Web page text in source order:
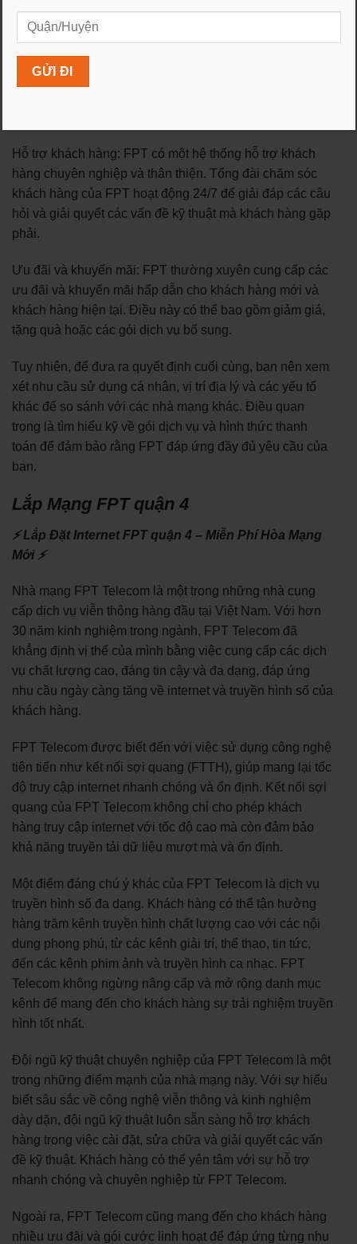
truyền hình và các tính năng bổ sung khác.
Khả năng phủ sóng rộng: FPT có khả năng phủ sóng
rộng khắp cả nước, bao gồm cả các khu vực đô thị và
Hỗ trợ khách hàng: FPT có một hệ thống hỗ trợ khách
hàng chuyên nghiệp và thân thiện. Tổng đài chăm sóc
khách hàng của FPT hoạt động 24/7 để giải đáp các câu
hỏi và giải quyết các vấn đề kỹ thuật mà khách hàng gặp
phải.
Ưu đãi và khuyến mãi: FPT thường xuyên cung cấp các
ưu đãi và khuyến mãi hấp dẫn cho khách hàng mới và
khách hàng hiện tại. Điều này có thể bao gồm giảm giá,
tặng quà hoặc các gói dịch vụ bổ sung.
Tuy nhiên, để đưa ra quyết định cuối cùng, bạn nên xem
xét nhu cầu sử dụng cá nhân, vị trí địa lý và các yếu tố
khác để so sánh với các nhà mạng khác. Điều quan
trọng là tìm hiểu kỹ về gói dịch vụ và hình thức thanh
toán để đảm bảo rằng FPT đáp ứng đầy đủ yêu cầu của
bạn.
Lắp Mạng FPT quận 4
⚡ Lắp Đặt Internet FPT quận 4 – Miễn Phí Hòa Mạng
Mới ⚡
Nhà mạng FPT Telecom là một trong những nhà cung
cấp dịch vụ viễn thông hàng đầu tại Việt Nam. Với hơn
30 năm kinh nghiệm trong ngành, FPT Telecom đã
khẳng định vị thế của mình bằng việc cung cấp các dịch
vụ chất lượng cao, đáng tin cậy và đa dạng, đáp ứng
nhu cầu ngày càng tăng về internet và truyền hình số của
khách hàng.
FPT Telecom được biết đến với việc sử dụng công nghệ
tiên tiến như kết nối sợi quang (FTTH), giúp mang lại tốc
độ truy cập internet nhanh chóng và ổn định. Kết nối sợi
quang của FPT Telecom không chỉ cho phép khách
hàng truy cập internet với tốc độ cao mà còn đảm bảo
khả năng truyền tải dữ liệu mượt mà và ổn định.
Một điểm đáng chú ý khác của FPT Telecom là dịch vụ
truyền hình số đa dạng. Khách hàng có thể tận hưởng
hàng trăm kênh truyền hình chất lượng cao với các nội
dung phong phú, từ các kênh giải trí, thể thao, tin tức,
đến các kênh phim ảnh và truyền hình ca nhạc. FPT
Telecom không ngừng nâng cấp và mở rộng danh mục
kênh để mang đến cho khách hàng sự trải nghiệm truyền
hình tốt nhất.
Đội ngũ kỹ thuật chuyên nghiệp của FPT Telecom là một
trong những điểm mạnh của nhà mạng này. Với sự hiểu
biết sâu sắc về công nghệ viễn thông và kinh nghiệm
dày dặn, đội ngũ kỹ thuật luôn sẵn sàng hỗ trợ khách
hàng trong việc cài đặt, sửa chữa và giải quyết các vấn
đề kỹ thuật. Khách hàng có thể yên tâm với sự hỗ trợ
nhanh chóng và chuyên nghiệp từ FPT Telecom.
Ngoài ra, FPT Telecom cũng mang đến cho khách hàng
nhiều ưu đãi và gói cước linh hoạt để đáp ứng từng nhu